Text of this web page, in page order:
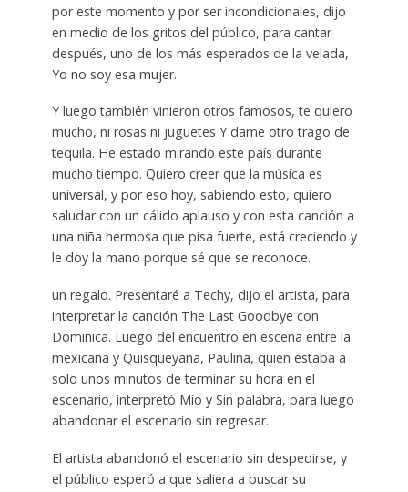
por este momento y por ser incondicionales, dijo
en medio de los gritos del público, para cantar
después, uno de los más esperados de la velada,
Yo no soy esa mujer.
Y luego también vinieron otros famosos, te quiero
mucho, ni rosas ni juguetes Y dame otro trago de
tequila. He estado mirando este país durante
mucho tiempo. Quiero creer que la música es
universal, y por eso hoy, sabiendo esto, quiero
saludar con un cálido aplauso y con esta canción a
una niña hermosa que pisa fuerte, está creciendo y
le doy la mano porque sé que se reconoce.
un regalo. Presentaré a Techy, dijo el artista, para
interpretar la canción The Last Goodbye con
Dominica. Luego del encuentro en escena entre la
mexicana y Quisqueyana, Paulina, quien estaba a
solo unos minutos de terminar su hora en el
escenario, interpretó Mío y Sin palabra, para luego
abandonar el escenario sin regresar.
El artista abandonó el escenario sin despedirse, y
el público esperó a que saliera a buscar su